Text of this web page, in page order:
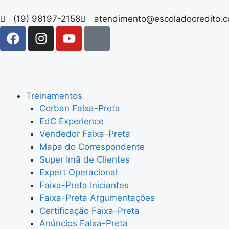
(19) 98197-2158
Treinamentos
Corban Faixa-Preta
EdC Experience
Vendedor Faixa-Preta
Mapa do Correspondente
Super Imã de Clientes
Expert Operacional
Faixa-Preta Iniciantes
Faixa-Preta Argumentações
Certificação Faixa-Preta
Anúncios Faixa-Preta